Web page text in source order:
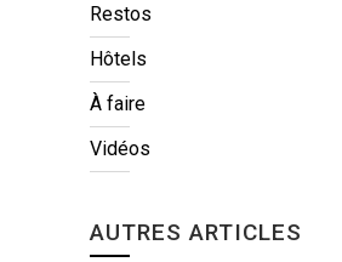
Restos
Hôtels
À faire
Vidéos
AUTRES ARTICLES